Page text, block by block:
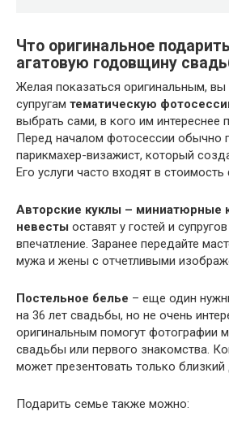
Что оригинальное
агатовую годовщину
Желая показаться оригинальным,
супругам тематическую
выбрать сами, в кого им интереснее
Перед началом фотосессии обычно
парикмахер-визажист, который
Его услуги часто входят в
Авторские куклы – миниатюрные
невесты оставят у гостей и
впечатление. Заранее передайте
мужа и жены с отчетливыми
Постельное белье – еще один
на 36 лет свадьбы, но не очень
оригинальным помогут фотографии
свадьбы или первого знакомства.
может презентовать только близкий
Подарить семье также можно: